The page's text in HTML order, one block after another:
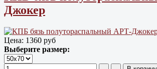
Джокер
Цена: 1360 руб
Выберите размер: